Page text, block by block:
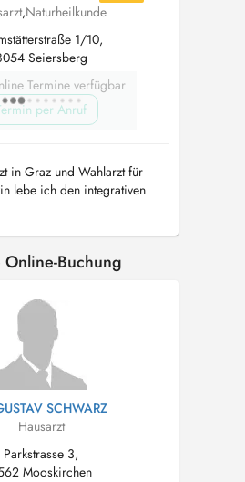
,Naturheilkunde
1/10,
Seiersberg
Termine verfügbar
per Anruf
in Graz und Wahlarzt für
lebe ich den integrativen
aus Indien. Der
Krankheitsprophylaxe und
an Erfahrung zu Ernährung
Online-Buchung
SCHWARZ
Hausarzt
Parkstrasse 3,
Mooskirchen